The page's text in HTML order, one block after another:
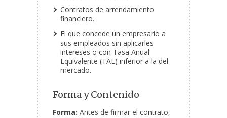
Contratos de arrendamiento
financiero.
El que concede un empresario a
sus empleados sin aplicarles
intereses o con Tasa Anual
Equivalente (TAE) inferior a la del
mercado.
Forma y Contenido
Forma: Antes de firmar el contrato,